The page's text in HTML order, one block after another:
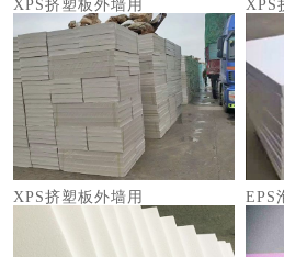
XPS挤塑板外墙用 XPS
XPS挤塑板外墙用 EPS